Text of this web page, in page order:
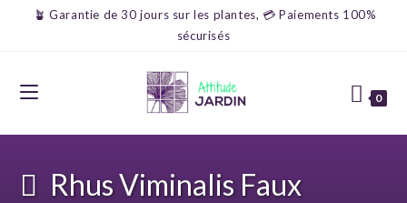
🪴 Garantie de 30 jours sur les plantes, 💳 Paiements 100%
sécurisés
0
Rhus Viminalis Faux